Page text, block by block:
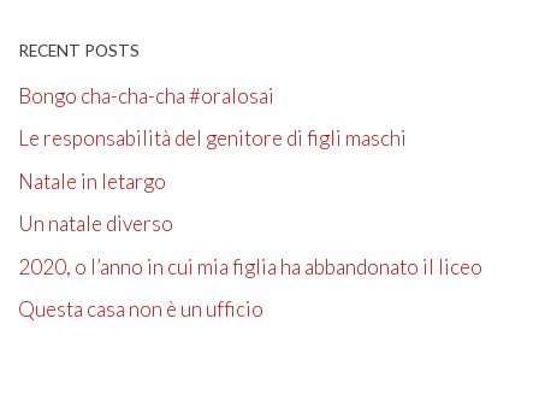
RECENT POSTS
Bongo cha-cha-cha #oralosai
Le responsabilità del genitore di figli maschi
Natale in letargo
Un natale diverso
2020, o l’anno in cui mia figlia ha abbandonato il liceo
Questa casa non è un ufficio